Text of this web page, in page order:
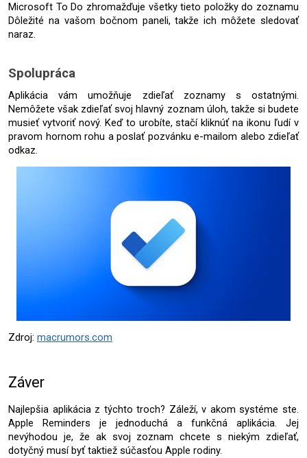
Microsoft To Do zhromažďuje všetky tieto položky do zoznamu
Dôležité na vašom bočnom paneli, takže ich môžete sledovať
naraz.
Spolupráca
Aplikácia vám umožňuje zdieľať zoznamy s ostatnými.
Nemôžete však zdieľať svoj hlavný zoznam úloh, takže si budete
musieť vytvoriť nový. Keď to urobíte, stačí kliknúť na ikonu ľudí v
pravom hornom rohu a poslať pozvánku e-mailom alebo zdieľať
odkaz.
Zdroj: macrumors.com
Záver
Najlepšia aplikácia z týchto troch? Záleží, v akom systéme ste.
Apple Reminders je jednoduchá a funkčná aplikácia. Jej
nevýhodou je, že ak svoj zoznam chcete s niekým zdieľať,
dotyčný musí byť taktiež súčasťou Apple rodiny.